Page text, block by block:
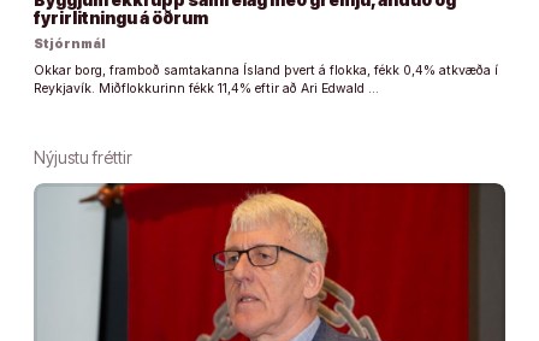
fyrirlitningu á öðrum
Stjórnmál
Okkar borg, framboð samtakanna Ísland þvert á flokka, fékk 0,4% atkvæða í
Reykjavík. Miðflokkurinn fékk 11,4% eftir að Ari Edwald …
Nýjustu fréttir